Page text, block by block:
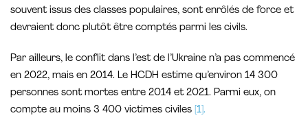
souvent issus des classes populaires, sont enrôlés de force et
devraient donc plutôt être comptés parmi les civils.
Par ailleurs, le conflit dans l’est de l’Ukraine n’a pas commencé
en 2022, mais en 2014. Le HCDH estime qu’environ 14 300
personnes sont mortes entre 2014 et 2021. Parmi eux, on
compte au moins 3 400 victimes civiles [1].